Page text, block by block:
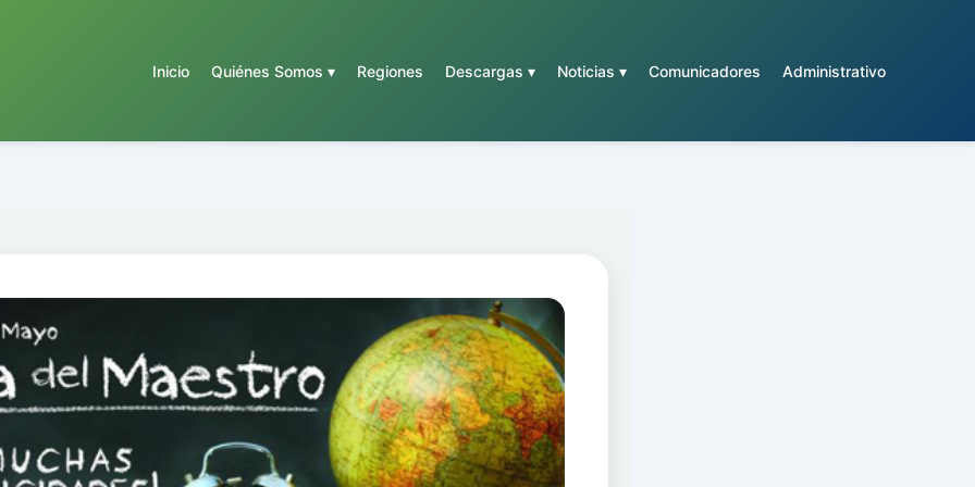
Inicio Quiénes Somos ▾ Regiones Descargas ▾ Noticias ▾ Comunicadores Administrativo